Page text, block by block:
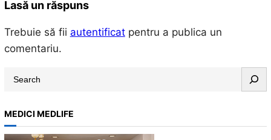
Lasă un răspuns
Trebuie să fii autentificatpentru a publica un
comentariu.
r
MEDICI MEDLIFE